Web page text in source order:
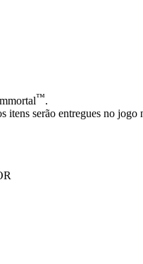
™.
itens serão entregues no jogo